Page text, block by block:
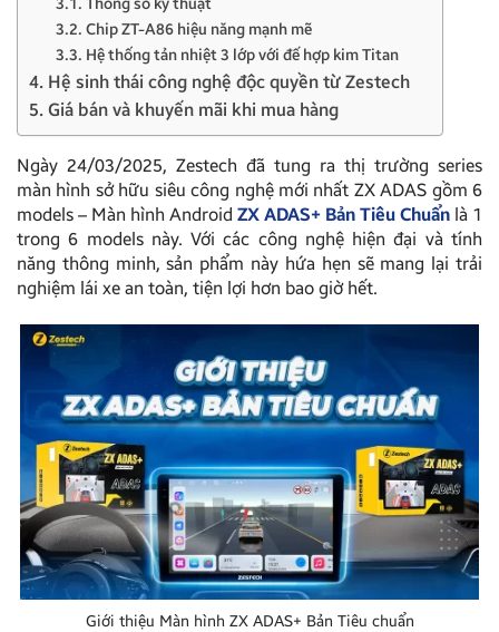
3.2. Chip ZT-A86 hiệu năng mạnh mẽ
3.3. Hệ thống tản nhiệt 3 lớp với đế hợp kim Titan
4. Hệ sinh thái công nghệ độc quyền từ Zestech
5. Giá bán và khuyến mãi khi mua hàng
Ngày 24/03/2025, Zestech đã tung ra thị trường series
màn hình sở hữu siêu công nghệ mới nhất ZX ADAS gồm 6
models – Màn hình Android ZX ADAS+ Bản Tiêu Chuẩn là 1
trong 6 models này. Với các công nghệ hiện đại và tính
năng thông minh, sản phẩm này hứa hẹn sẽ mang lại trải
nghiệm lái xe an toàn, tiện lợi hơn bao giờ hết.
Giới thiệu Màn hình ZX ADAS+ Bản Tiêu chuẩn